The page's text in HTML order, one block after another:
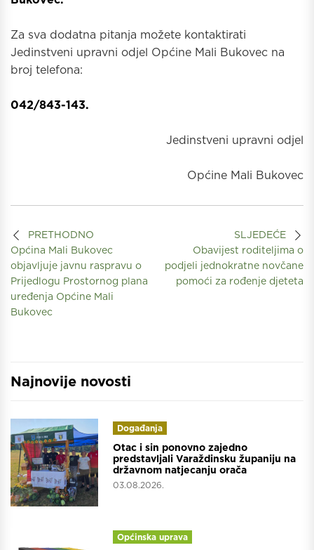
Za sva dodatna pitanja možete kontaktirati
Jedinstveni upravni odjel Općine Mali Bukovec na
broj telefona:
042/843-143.
Jedinstveni upravni odjel
Općine Mali Bukovec
PRETHODNO
Općina Mali Bukovec
objavljuje javnu raspravu o
Prijedlogu Prostornog plana
uređenja Općine Mali
Bukovec
SLJEDEĆE
Obavijest roditeljima o
podjeli jednokratne novčane
pomoći za rođenje djeteta
Najnovije novosti
Događanja
Otac i sin ponovno zajedno
predstavljali Varaždinsku županiju na
državnom natjecanju orača
03.08.2026.
Općinska uprava